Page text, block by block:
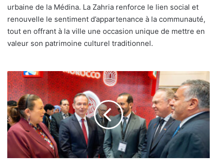
urbaine de la Médina. La Zahria renforce le lien social et
renouvelle le sentiment d’appartenance à la communauté,
tout en offrant à la ville une occasion unique de mettre en
valeur son patrimoine culturel traditionnel.
ITB
Berlin
2025
:
Le
Maroc
renforce
présence